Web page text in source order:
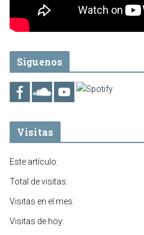
Síguenos
Visitas
Este artículo:
Total de visitas:
Visitas en el mes:
Visitas de hoy: